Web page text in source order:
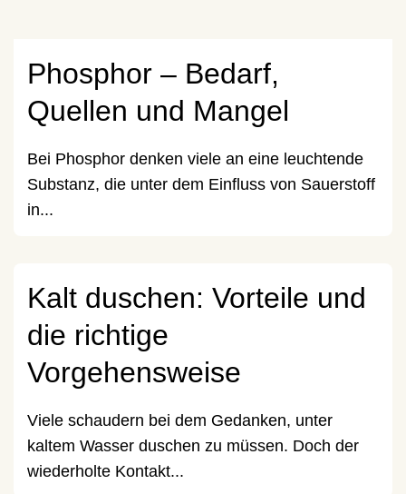
Phosphor – Bedarf,
Quellen und Mangel
Bei Phosphor denken viele an eine leuchtende
Substanz, die unter dem Einfluss von Sauerstoff
in...
Kalt duschen: Vorteile und
die richtige
Vorgehensweise
Viele schaudern bei dem Gedanken, unter
kaltem Wasser duschen zu müssen. Doch der
wiederholte Kontakt...